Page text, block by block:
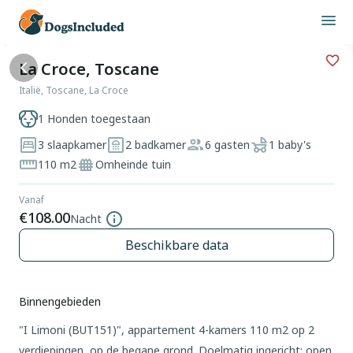
La Croce, Toscane
Italië, Toscane, La Croce
1 Honden toegestaan
3 slaapkamer
2 badkamer 6 gasten
1 baby's
110 m2
Omheinde tuin
Vanaf
€108.00Nacht
Beschikbare data
Binnengebieden
"I Limoni (BUT151)", appartement 4-kamers 110 m2 op 2